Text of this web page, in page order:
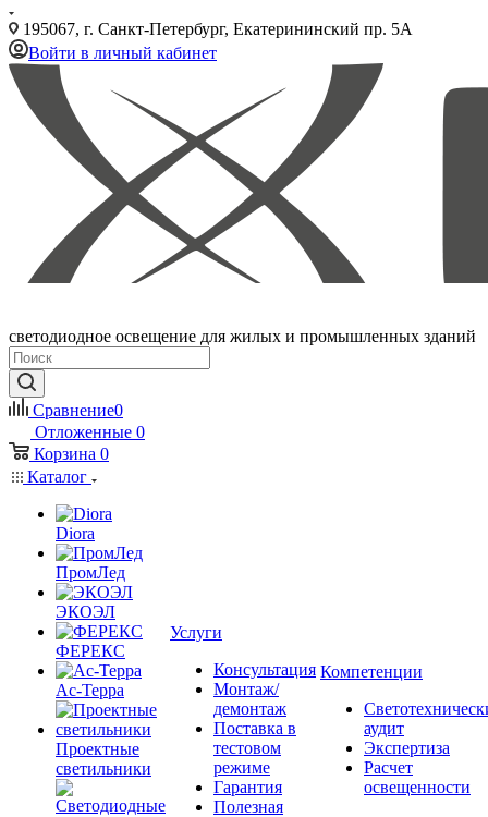
195067, г. Санкт-Петербург, Екатерининский пр. 5А
Войти в личный кабинет
светодиодное освещение для жилых и промышленных зданий
Сравнение0
Отложенные 0
Корзина 0
Каталог
Diora
ПромЛед
ЭКОЭЛ
ФЕРЕКС
Ас-Терра
Проектные
светильники
Услуги
Консультация
Монтаж/
демонтаж
Поставка в
тестовом
режиме
Гарантия
Полезная
Компетенции
аудит
Экспертиза
Расчет
освещенности